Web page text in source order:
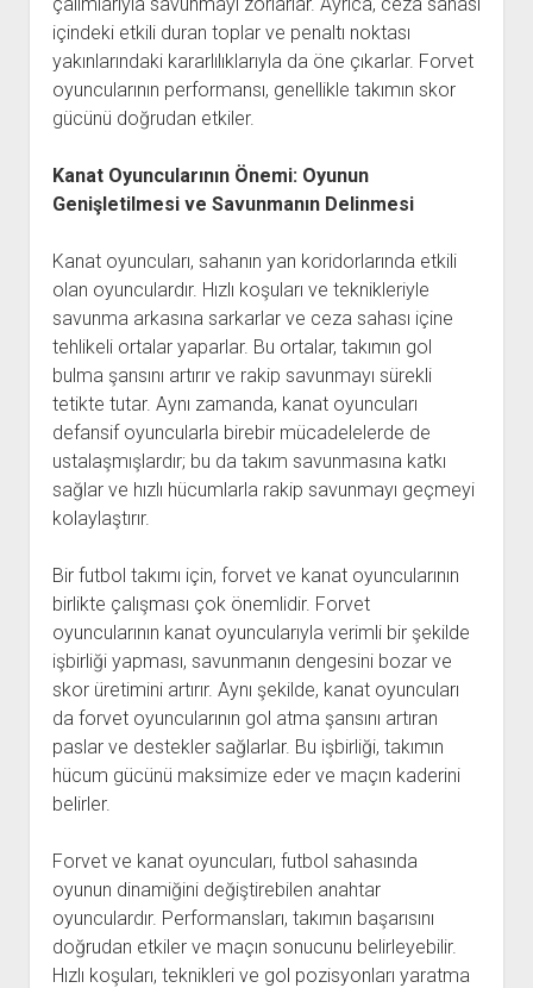
içindeki etkili duran toplar ve penaltı noktası
yakınlarındaki kararlılıklarıyla da öne çıkarlar. Forvet
oyuncularının performansı, genellikle takımın skor
gücünü doğrudan etkiler.
Kanat Oyuncularının Önemi: Oyunun
Genişletilmesi ve Savunmanın Delinmesi
Kanat oyuncuları, sahanın yan koridorlarında etkili
olan oyunculardır. Hızlı koşuları ve teknikleriyle
savunma arkasına sarkarlar ve ceza sahası içine
tehlikeli ortalar yaparlar. Bu ortalar, takımın gol
bulma şansını artırır ve rakip savunmayı sürekli
tetikte tutar. Aynı zamanda, kanat oyuncuları
defansif oyuncularla birebir mücadelelerde de
ustalaşmışlardır; bu da takım savunmasına katkı
sağlar ve hızlı hücumlarla rakip savunmayı geçmeyi
kolaylaştırır.
Bir futbol takımı için, forvet ve kanat oyuncularının
birlikte çalışması çok önemlidir. Forvet
oyuncularının kanat oyuncularıyla verimli bir şekilde
işbirliği yapması, savunmanın dengesini bozar ve
skor üretimini artırır. Aynı şekilde, kanat oyuncuları
da forvet oyuncularının gol atma şansını artıran
paslar ve destekler sağlarlar. Bu işbirliği, takımın
hücum gücünü maksimize eder ve maçın kaderini
belirler.
Forvet ve kanat oyuncuları, futbol sahasında
oyunun dinamiğini değiştirebilen anahtar
oyunculardır. Performansları, takımın başarısını
doğrudan etkiler ve maçın sonucunu belirleyebilir.
Hızlı koşuları, teknikleri ve gol pozisyonları yaratma